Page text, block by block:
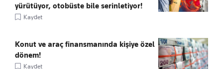
yürütüyor, otobüste bile serinletiyor!
Kaydet
Konut ve araç finansmanında kişiye özel
dönem!
Kaydet